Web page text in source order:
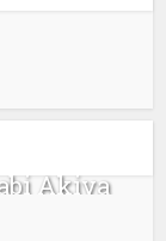
Akiva